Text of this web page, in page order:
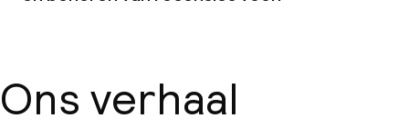
Conferentieruimte
Ons verhaal